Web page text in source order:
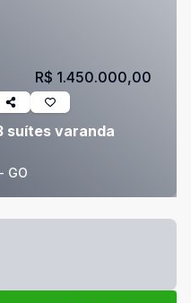
suítes varanda
GO
R$ 1.450.000,00